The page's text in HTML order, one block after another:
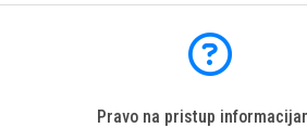
Pravo na pristup